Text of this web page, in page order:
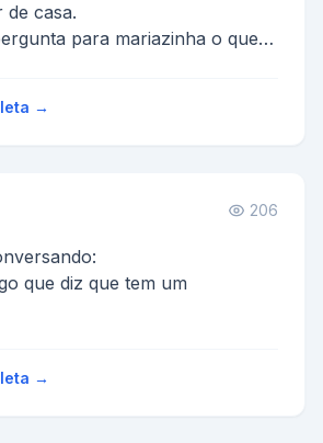
de casa.
para mariazinha o que
→
206
que diz que tem um
me...
→